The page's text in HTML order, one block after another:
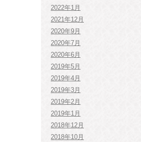
2022年1月
2021年12月
2020年9月
2020年7月
2020年6月
2019年5月
2019年4月
2019年3月
2019年2月
2019年1月
2018年12月
2018年10月